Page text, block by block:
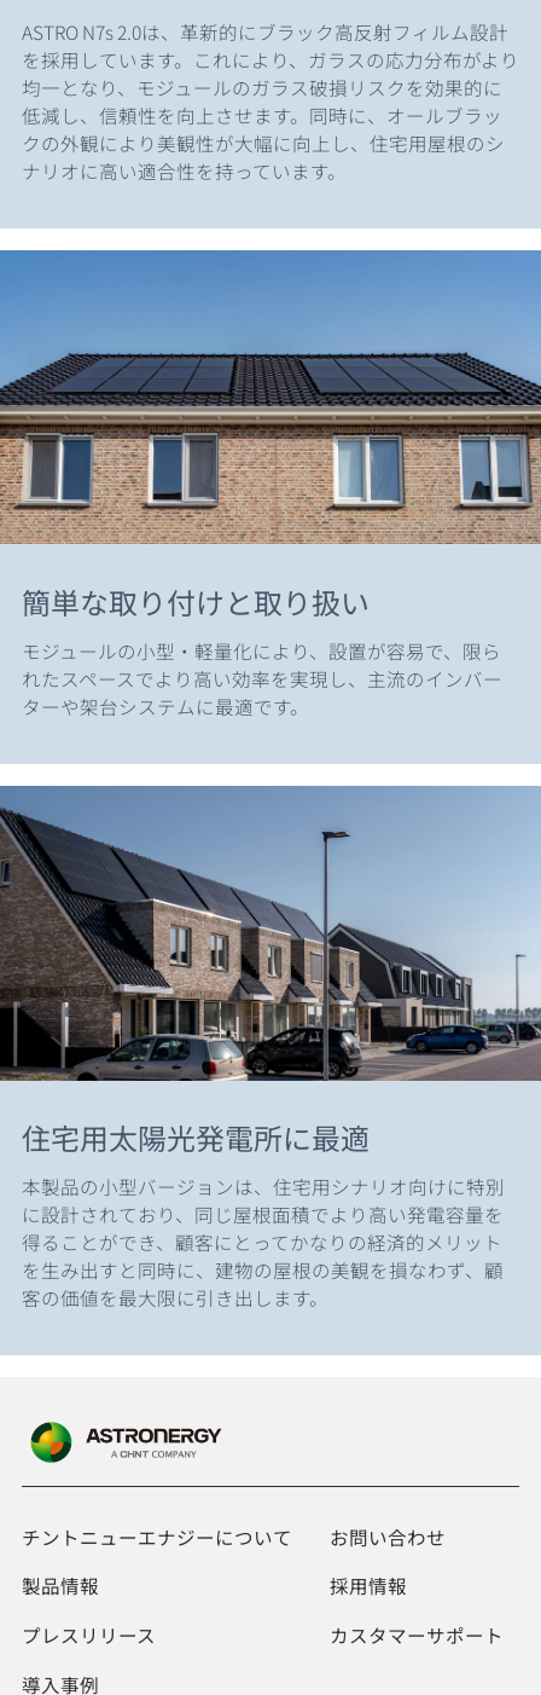
ASTRO N7s 2.0は、革新的にブラック高反射フィルム設計
を採用しています。これにより、ガラスの応力分布がより
均一となり、モジュールのガラス破損リスクを効果的に
低減し、信頼性を向上させます。同時に、オールブラッ
クの外観により美観性が大幅に向上し、住宅用屋根のシ
ナリオに高い適合性を持っています。
簡単な取り付けと取り扱い
モジュールの小型・軽量化により、設置が容易で、限ら
れたスペースでより高い効率を実現し、主流のインバー
ターや架台システムに最適です。
住宅用太陽光発電所に最適
本製品の小型バージョンは、住宅用シナリオ向けに特別
に設計されており、同じ屋根面積でより高い発電容量を
得ることができ、顧客にとってかなりの経済的メリット
を生み出すと同時に、建物の屋根の美観を損なわず、顧
客の価値を最大限に引き出します。
チントニューエナジーについて
お問い合わせ
製品情報
採用情報
プレスリリース
カスタマーサポート
導入事例